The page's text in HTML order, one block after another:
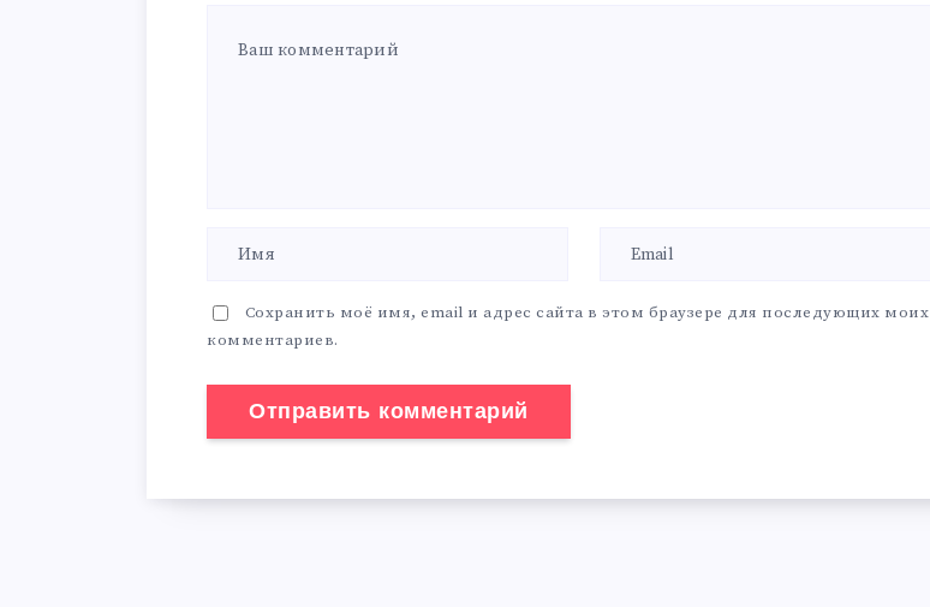
Сохранить моё имя, email и адрес сайта в этом браузере для последующих моих
комментариев.